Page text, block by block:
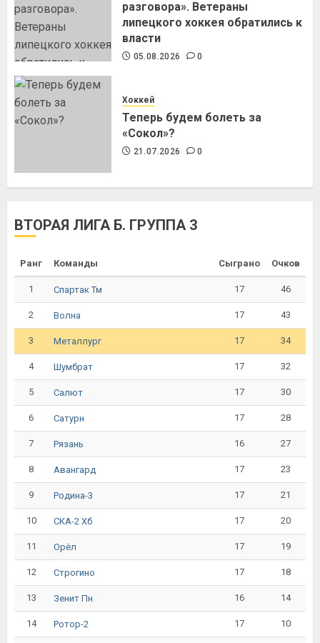
разговора». Ветераны
липецкого хоккея обратились к
власти
05.08.2026 0
Хоккей
Теперь будем болеть за
«Сокол»?
21.07.2026 0
ВТОРАЯ ЛИГА Б. ГРУППА 3
Ранг Команды Сыграно Очков
1 Спартак Тм 17 46
2 Волна 17 43
3 Металлург 17 34
4 Шумбрат 17 32
5 Салют 17 30
6 Сатурн 17 28
7 Рязань 16 27
8 Авангард 17 23
9 Родина-3 17 21
10 СКА-2 Хб 17 20
11 Орёл 17 19
12 Строгино 17 18
13 Зенит Пн 16 14
14 Ротор-2 17 10